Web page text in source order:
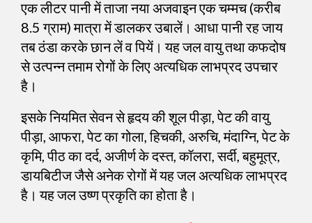
एक लीटर पानी में ताजा नया अजवाइन एक चम्मच (करीब
8.5 ग्राम) मात्रा में डालकर उबालें। आधा पानी रह जाय
तब ठंडा करके छान लें व पियें। यह जल वायु तथा कफदोष
से उत्पन्न तमाम रोगों के लिए अत्यधिक लाभप्रद उपचार
है।
इसके नियमित सेवन से हृदय की शूल पीड़ा, पेट की वायु
पीड़ा, आफरा, पेट का गोला, हिचकी, अरुचि, मंदाग्नि, पेट के
कृमि, पीठ का दर्द, अजीर्ण के दस्त, कॉलरा, सर्दी, बहुमूत्र,
डायबिटीज जैसे अनेक रोगों में यह जल अत्यधिक लाभप्रद
है। यह जल उष्ण प्रकृति का होता है।